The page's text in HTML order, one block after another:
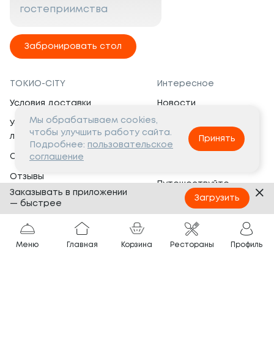
гостеприимства
Забронировать стол
ТОКИО-CITY
Условия доставки
Условия программы
лояльности
Сертификаты
Отзывы
Банкеты
Вопросы и ответы
Интересное
Новости
Вакансии
Социальная жизнь
Путешествуйте
с ТОКИО-CITY
Партнёрам
Франшиза
Меню Главная Корзина Рестораны Профиль
Мы обрабатываем cookies,
чтобы улучшить работу сайта.
Подробнее: пользовательское
соглашение
Принять
Заказывать в приложении
— быстрее
Загрузить